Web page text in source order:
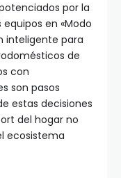
por la
en «Modo
inteligente para
de
con
son pasos
estas decisiones
del hogar no
ecosistema